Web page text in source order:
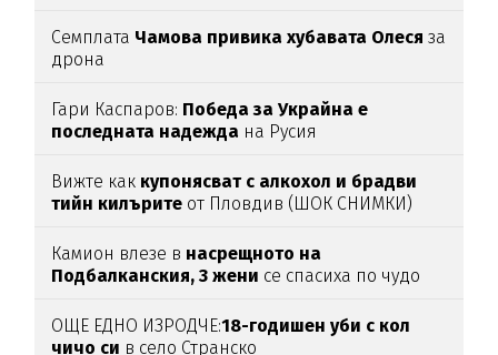
Семплата Чамова привика хубавата Олеся за
дрона
Гари Каспаров: Победа за Украйна е
последната надежда на Русия
Вижте как купонясват с алкохол и брадви
тийн килърите от Пловдив (ШОК СНИМКИ)
Камион влезе в насрещното на
Подбалканския, 3 жени се спасиха по чудо
ОЩЕ ЕДНО ИЗРОДЧЕ:18-годишен уби с кол
чичо си в село Странско